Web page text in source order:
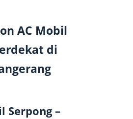
AC Mobil
di
Serpong –